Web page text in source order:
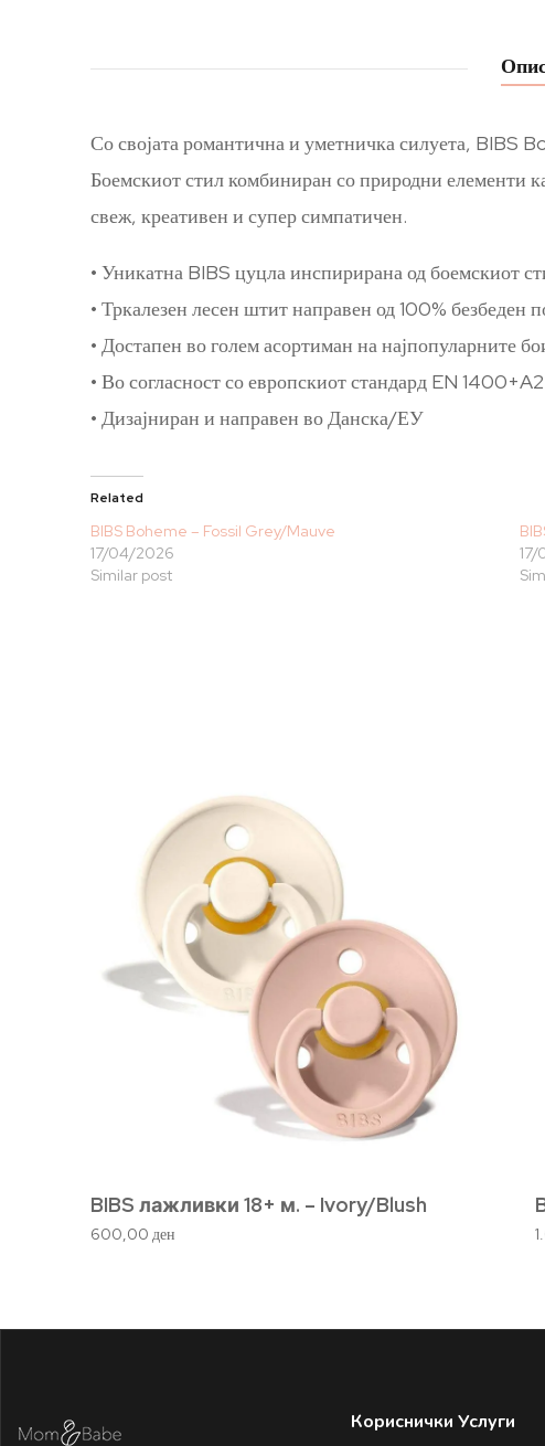
Со својата романтична и уметничка силуета, BIBS
Боемскиот стил комбиниран со природни елементи
свеж, креативен и супер симпатичен.
• Уникатна BIBS цуцла инспирирана од боемскиот
• Тркалезен лесен штит направен од 100% безбеден
• Достапен во голем асортиман на најпопуларните
• Во согласност со европскиот стандард EN 1400+A2
• Дизајниран и направен во Данска/ЕУ
Related
BIBS Boheme – Fossil Grey/Mauve
17/04/2026
Similar post
BIBS лажливки 18+ м. – Ivory/Blush
600,00ден
Кориснички Услуги